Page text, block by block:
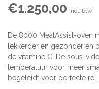
€1.250,00 Incl. btw
De 8000 MealAssist-oven
lekkerder en gezonder en
de vitamine C. De sous-
temperatuur voor meer
begeleidt voor perfecte re